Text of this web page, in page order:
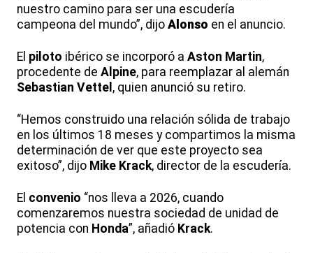
nuestro camino para ser una escudería
campeona del mundo”, dijo Alonso en el anuncio.
El piloto ibérico se incorporó a Aston Martin,
procedente de Alpine, para reemplazar al alemán
Sebastian Vettel , quien anunció su retiro.
“Hemos construido una relación sólida de trabajo
en los últimos 18 meses y compartimos la misma
determinación de ver que este proyecto sea
exitoso”, dijo Mike Krack, director de la escudería.
El convenio “nos lleva a 2026, cuando
comenzaremos nuestra sociedad de unidad de
potencia con Honda”, añadió Krack.